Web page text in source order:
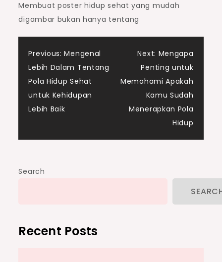
Membuat poster hidup sehat yang mudah
digambar bukan hanya tentang
Post
navigation
Previous: Mengenal
Lebih Dalam Tentang
Pola Hidup Sehat
untuk Kehidupan
Lebih Baik
Next: Mengapa
Penting untuk
Memahami Apakah
Kamu Sudah
Menerapkan Pola
Hidup
Search
Recent Posts